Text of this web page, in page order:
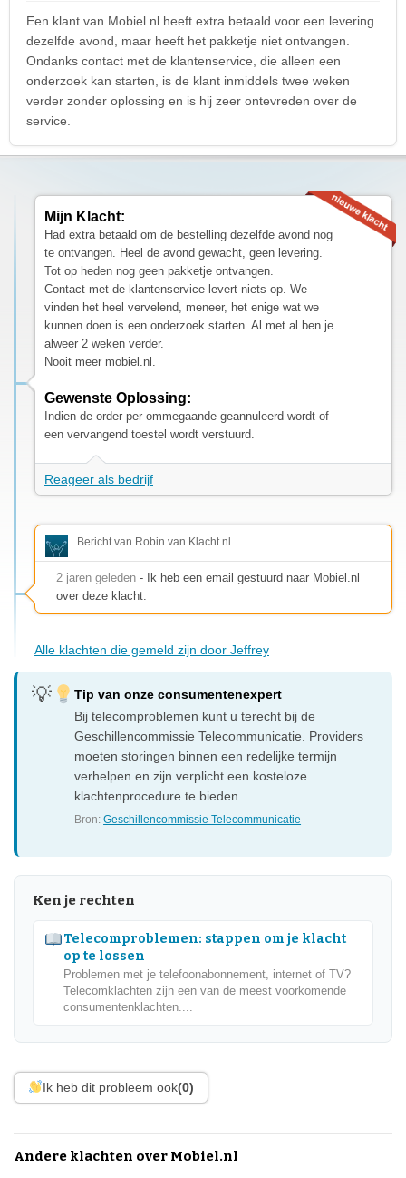
Een klant van Mobiel.nl heeft extra betaald voor een levering
dezelfde avond, maar heeft het pakketje niet ontvangen.
Ondanks contact met de klantenservice, die alleen een
onderzoek kan starten, is de klant inmiddels twee weken
verder zonder oplossing en is hij zeer ontevreden over de
service.
Mijn Klacht:
Had extra betaald om de bestelling dezelfde avond nog
te ontvangen. Heel de avond gewacht, geen levering.
Tot op heden nog geen pakketje ontvangen.
Contact met de klantenservice levert niets op. We
vinden het heel vervelend, meneer, het enige wat we
kunnen doen is een onderzoek starten. Al met al ben je
alweer 2 weken verder.
Nooit meer mobiel.nl.
Gewenste Oplossing:
Indien de order per ommegaande geannuleerd wordt of
een vervangend toestel wordt verstuurd.
Reageer als bedrijf
Bericht van Robin van Klacht.nl
2 jaren geleden - Ik heb een email gestuurd naar Mobiel.nl
over deze klacht.
Alle klachten die gemeld zijn door Jeffrey
Tip van onze consumentenexpert
Bij telecomproblemen kunt u terecht bij de
Geschillencommissie Telecommunicatie. Providers
moeten storingen binnen een redelijke termijn
verhelpen en zijn verplicht een kosteloze
klachtenprocedure te bieden.
Bron:Geschillencommissie Telecommunicatie
Ken je rechten
Telecomproblemen: stappen om je klacht
op te lossen
Problemen met je telefoonabonnement, internet of TV?
Telecomklachten zijn een van de meest voorkomende
consumentenklachten....
Ik heb dit probleem ook(0)
Andere klachten over Mobiel.nl